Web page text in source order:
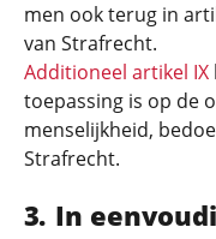
men ook terug in
van Strafrecht.
Additioneel artikel IX
toepassing is op de
menselijkheid,
Strafrecht.
In